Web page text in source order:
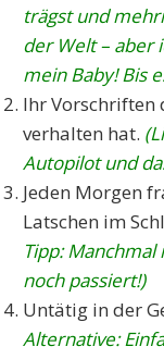
trägst und
der Welt – aber
mein Baby! Bis
Ihr Vorschriften
verhalten hat.
Autopilot und
Jeden Morgen
Latschen im
Tipp:
noch passiert!)
Untätig in der
Alternative: